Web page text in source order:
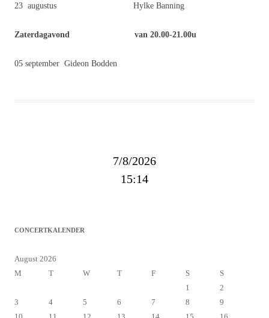
23 augustus Hylke Banning
Zaterdagavond van 20.00-21.00u
05 september Gideon Bodden
7/8/2026
15:14
CONCERTKALENDER
August 2026
M
T W T F S
S
1
2
3
4 5 6 7 8
9